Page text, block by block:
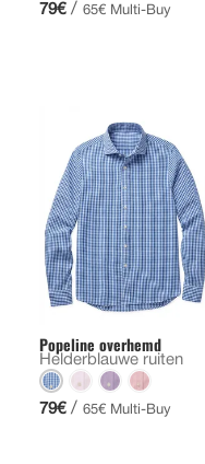
79€ / 65€ Multi-Buy
Popeline overhemd
Helderblauwe ruiten
79€ / 65€ Multi-Buy